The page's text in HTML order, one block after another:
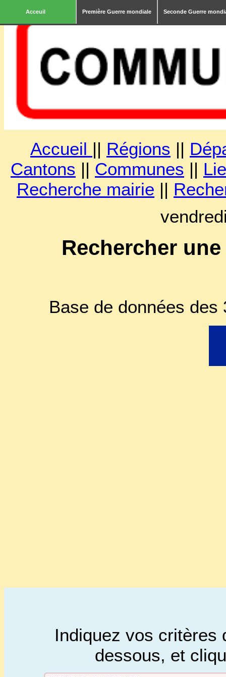
Acceuil Première Guerre mondiale Seconde Guerre
Accueil || Régions ||
Cantons || Communes ||
Recherche mairie ||
Rechercher
Base de données
Indiquez vos critères
dessous, et